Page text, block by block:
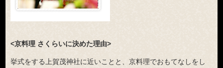
<京料理 さくらいに決めた理由>
挙式をする上賀茂神社に近いことと、京料理でおもてなしをし